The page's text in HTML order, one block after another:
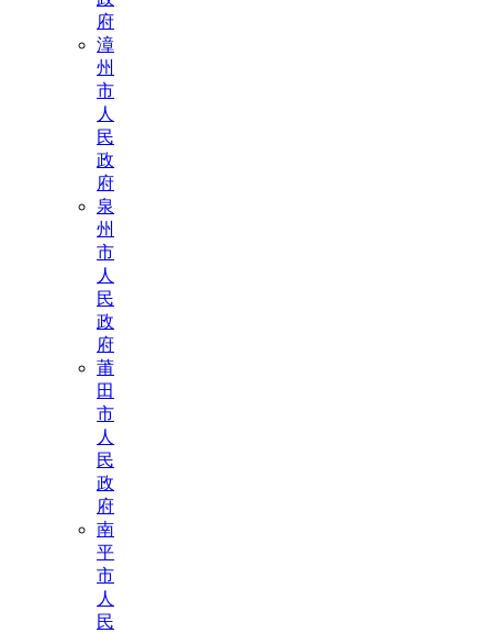
府
漳
州
市
人
民
政
府
泉
州
市
人
民
政
府
莆
田
市
人
民
政
府
南
平
市
人
民